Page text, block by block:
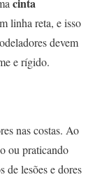
linha reta, e isso
devem
e rígido.
nas costas. Ao
ou praticando
de lesões e dores